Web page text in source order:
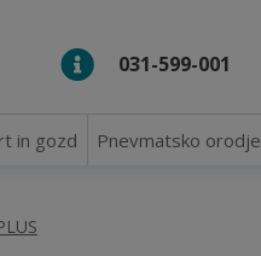
031-599-001
in gozd Pnevmatsko orodje